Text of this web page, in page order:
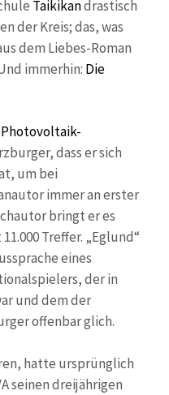
Taikikandrastisch
der Kreis; das, was
dem Liebes-Roman
immerhin: Die
Photovoltaik-
dass er sich
um bei
immer an erster
bringt er es
Treffer. „Eglund“
eines
der in
und dem der
offenbar glich.
hatte ursprünglich
seinen dreijährigen